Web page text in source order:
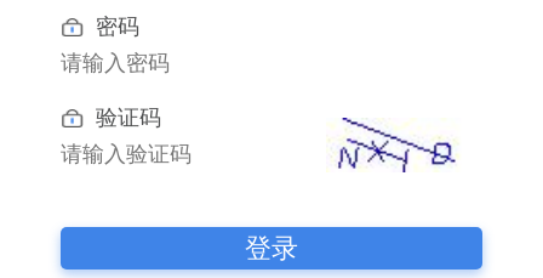
密码
验证码
登录